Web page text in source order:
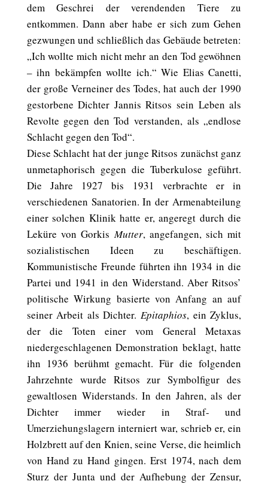
dem Geschrei der verendenden Tiere zu
entkommen. Dann aber habe er sich zum Gehen
gezwungen und schließlich das Gebäude betreten:
„Ich wollte mich nicht mehr an den Tod gewöhnen
– ihn bekämpfen wollte ich.“ Wie Elias Canetti,
der große Verneiner des Todes, hat auch der 1990
gestorbene Dichter Jannis Ritsos sein Leben als
Revolte gegen den Tod verstanden, als „endlose
Schlacht gegen den Tod“.
Diese Schlacht hat der junge Ritsos zunächst ganz
unmetaphorisch gegen die Tuberkulose geführt.
Die Jahre 1927 bis 1931 verbrachte er in
verschiedenen Sanatorien. In der Armenabteilung
einer solchen Klinik hatte er, angeregt durch die
Leküre von GorkisMutter, angefangen, sich mit
sozialistischen Ideen zu beschäftigen.
Kommunistische Freunde führten ihn 1934 in die
Partei und 1941 in den Widerstand. Aber Ritsos’
politische Wirkung basierte von Anfang an auf
seiner Arbeit als Dichter.Epitaphios, ein Zyklus,
der die Toten einer vom General Metaxas
niedergeschlagenen Demonstration beklagt, hatte
ihn 1936 berühmt gemacht. Für die folgenden
Jahrzehnte wurde Ritsos zur Symbolfigur des
gewaltlosen Widerstands. In den Jahren, als der
Dichter immer wieder in Straf- und
Umerziehungslagern interniert war, schrieb er, ein
Holzbrett auf den Knien, seine Verse, die heimlich
von Hand zu Hand gingen. Erst 1974, nach dem
Sturz der Junta und der Aufhebung der Zensur,